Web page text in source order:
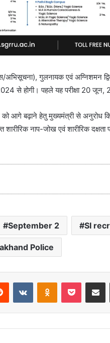
गुलनायक एवं अग्निशमन
से होगी। पहले यह परीक्षा 20
को आगे बढ़ाने हेतु मुख्यमंत्री से अनुरोध
नाप-जोख एवं शारीरिक
September 2 SI
Police